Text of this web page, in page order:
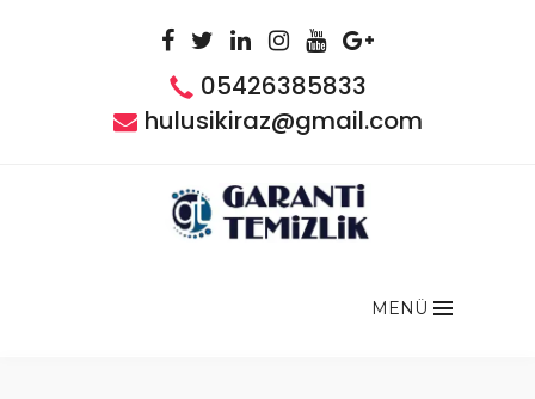
05426385833
hulusikiraz@gmail.com
MENÜ